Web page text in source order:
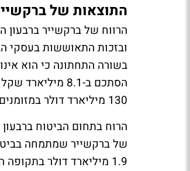
התוצאות של
בשורה התחתונה כי הוא
הסתכם ב-8.1
130 מיליארד דולר במזומנים ונכסים נזילים.
הרוח בתחום הביטוח ברבעון
1.9 מיליארד דולר בתקופה המקבילה בשנה שעברה.